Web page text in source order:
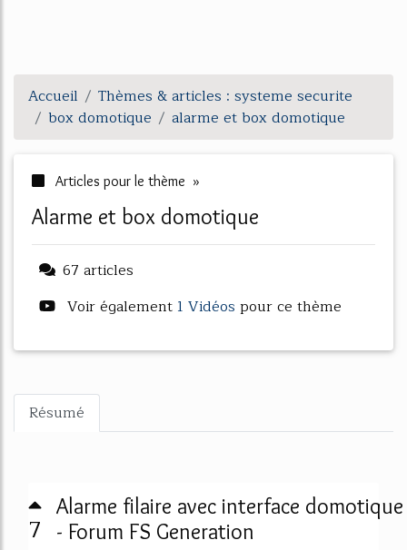
Accueil
Thèmes & articles : systeme securite
box domotique
alarme et box domotique
Articles pour le thème »
alarme et box domotique
67 articles
Voir également 1 Vidéos pour ce thème
Résumé
7
Alarme filaire avec interface domotique
- Forum FS Generation